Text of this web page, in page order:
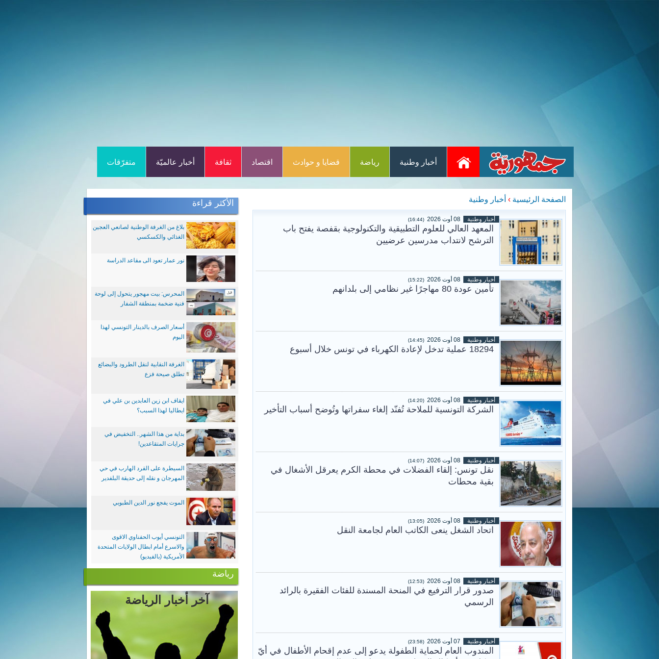
أخبار وطنية رياضة قضايا و حوادث اقتصاد ثقافة أخبار عالميّة متفرّقات
الصفحة الرئيسية › أخبار وطنية
أخبار وطنية (16:44)
المعهد العالي للعلوم التطبيقية والتكنولوجية بقفصة يفتح باب
الترشح لانتداب مدرسين عرضيين
أخبار وطنية (15:22)
تأمين عودة 80 مهاجرًا غير نظامي إلى بلدانهم
أخبار وطنية (14:45)
18294 عملية تدخل لإعادة الكهرباء في تونس خلال أسبوع
أخبار وطنية (14:20)
الشركة التونسية للملاحة تُفنّد إلغاء سفراتها وتُوضح أسباب التأخير
أخبار وطنية (14:07)
نقل تونس: إلقاء الفضلات في محطة الكرم يعرقل الأشغال في
بقية محطات
أخبار وطنية (13:05)
اتحاد الشغل ينعى الكاتب العام لجامعة النقل
أخبار وطنية (12:53)
صدور قرار الترفيع في المنحة المسندة للفئات الفقيرة بالرائد
الرسمي
أخبار وطنية (23:58)
المندوب العام لحماية الطفولة يدعو إلى عدم إقحام الأطفال في أيّ
الأكثر قراءة
بلاغ من الغرفة الوطنية لصانعي العجين
الغذائي والكسكسي
نور عمار تعود الى مقاعد الدراسة
المحرس: بيت مهجور يتحول إلى لوحة
فنية ضخمة بمنطقة الشفار
أسعار الصرف بالدينار التونسي لهذا
اليوم
الغرفة النقابية لنقل الطرود والبضائع
تطلق صيحة فزع
ايقاف ابن زين العابدين بن علي في
ايطاليا لهذا السبب؟
بداية من هذا الشهر.. التخفيض في
جرايات المتقاعدين!
السيطرة على القرد الهارب في حي
المهرجان و نقله إلى حديقة البلفدير
الموت يفجع نور الدين الطبوبي
التونسي أيوب الحفناوي الاقوى
والاسرع أمام ابطال الولايات المتحدة
الأمريكية (بالفيديو)
رياضة
آخر أخبار الرياضة